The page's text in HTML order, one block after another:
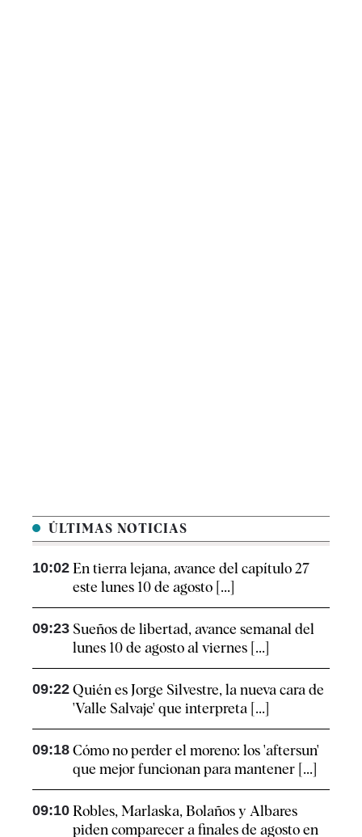
ÚLTIMAS NOTICIAS
10:02 En tierra lejana, avance del capítulo 27
este lunes 10 de agosto [...]
09:23 Sueños de libertad, avance semanal del
lunes 10 de agosto al viernes [...]
09:22 Quién es Jorge Silvestre, la nueva cara de
'Valle Salvaje' que interpreta [...]
09:18 Cómo no perder el moreno: los 'aftersun'
que mejor funcionan para mantener [...]
09:10 Robles, Marlaska, Bolaños y Albares
piden comparecer a finales de agosto en